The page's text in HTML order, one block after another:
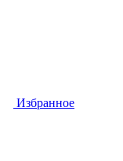
Избранное